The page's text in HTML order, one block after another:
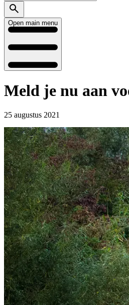
Open main menu
Meld je nu aan
25 augustus 2021